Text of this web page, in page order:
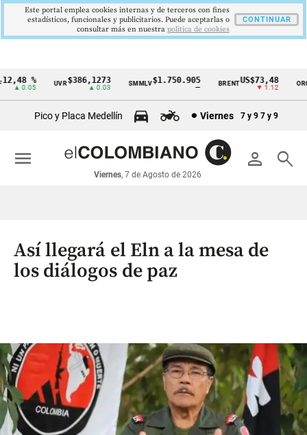
Cintillo
económicos
Colombia
%
▲ 0.05
UVR$386,1273
▲ 0.03
SMMLV$1.750.905 BRENTUS$73,48
▼ 1.12
ORO
Pico y Placa Medellín Viernes 7 y 9 7 y 9
person search
Viernes, 7 de Agosto de 2026
menu
Así llegará el Eln a la mesa de
los diálogos de paz
Este portal emplea cookies internas y de terceros con fines
estadísticos, funcionales y publicitarios. Puede aceptarlas o
consultar más en nuestra politica de cookies
CONTINUAR